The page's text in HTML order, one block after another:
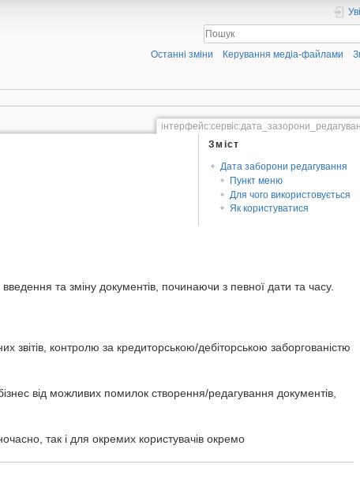
Останні зміни Керування медіа-файлами
Зміст
Дата заборони редагування
Пункт меню
Для чого використовується
Як користуватися
та зміну документів, починаючи з певної дати та часу.
контролю за кредиторською/дебіторською заборгованістю
від можливих помилок створення/редагування документів,
так і для окремих користувачів окремо